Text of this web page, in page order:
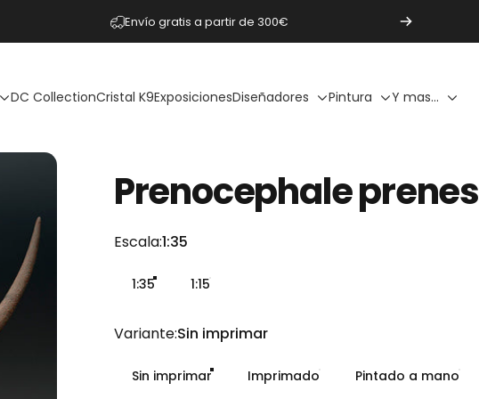
Envío gratis a partir de 300€
DC CollectionCristal K9ExposicionesDiseñadores Pintura Y mas...
Prenocephaleprenes
Escala
Escala:1:35
1:35 1:15
Variante
Variante:Sin imprimar
Sin imprimar Imprimado Pintado a mano